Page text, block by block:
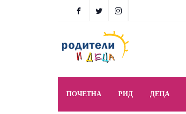
ПОЧЕТНА РИД ДЕЦА